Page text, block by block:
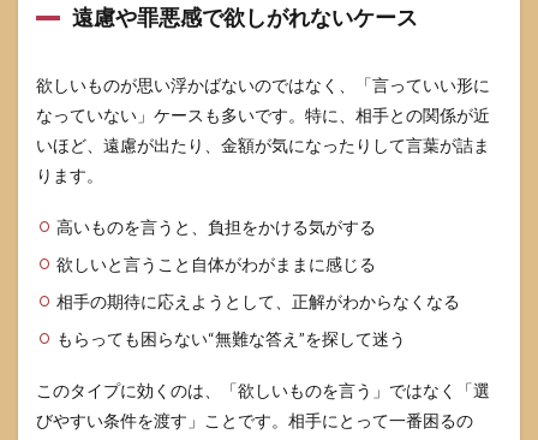
7.3
さす
ぎて
不安
なと
きは
遠慮や罪悪感で欲しがれないケース
欲しいものが思い浮かばないのではなく、「言っていい形に
なっていない」ケースも多いです。特に、相手との関係が近
いほど、遠慮が出たり、金額が気になったりして言葉が詰ま
ります。
高いものを言うと、負担をかける気がする
欲しいと言うこと自体がわがままに感じる
相手の期待に応えようとして、正解がわからなくなる
もらっても困らない“無難な答え”を探して迷う
このタイプに効くのは、「欲しいものを言う」ではなく「選
びやすい条件を渡す」ことです。相手にとって一番困るの